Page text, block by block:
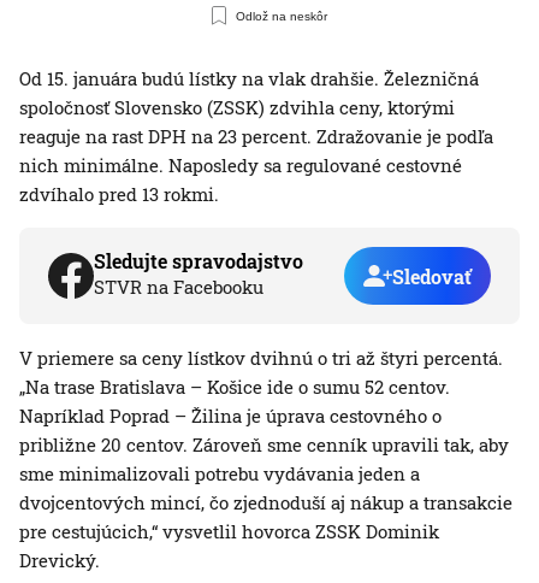
Odlož na neskôr
Od 15. januára budú lístky na vlak drahšie. Železničná
spoločnosť Slovensko (ZSSK) zdvihla ceny, ktorými
reaguje na rast DPH na 23 percent. Zdražovanie je podľa
nich minimálne. Naposledy sa regulované cestovné
zdvíhalo pred 13 rokmi.
Sledujte spravodajstvo
STVR na Facebooku Sledovať
V priemere sa ceny lístkov dvihnú o tri až štyri percentá.
„Na trase Bratislava – Košice ide o sumu 52 centov.
Napríklad Poprad – Žilina je úprava cestovného o
približne 20 centov. Zároveň sme cenník upravili tak, aby
sme minimalizovali potrebu vydávania jeden a
dvojcentových mincí, čo zjednoduší aj nákup a transakcie
pre cestujúcich,“ vysvetlil hovorca ZSSK Dominik
Drevický.